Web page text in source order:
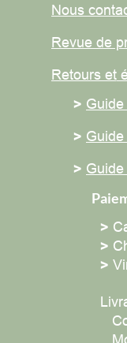
Nous
Revue de
Retours et
>
>
>
>
>
>